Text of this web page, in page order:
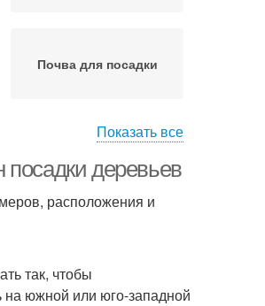
Почва для посадки
Показать все
посадки деревьев
расположения и
так, чтобы
на южной или юго-западной